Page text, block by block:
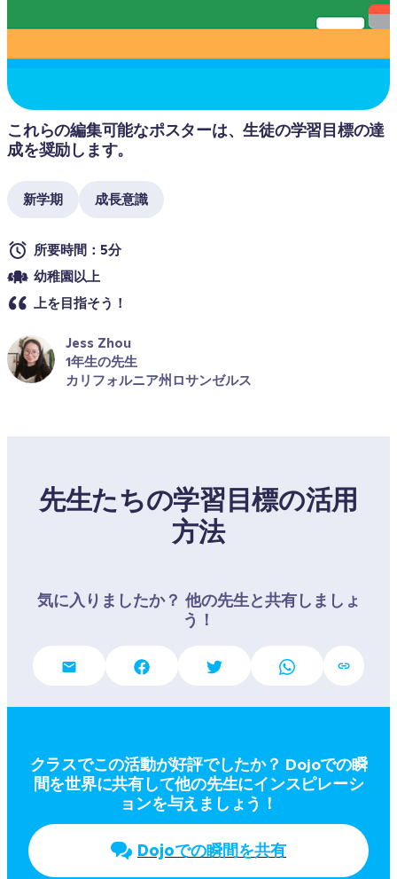
これらの編集可能なポスターは、生徒の学習目標の達
成を奨励します。
新学期 成長意識
所要時間：5分
幼稚園以上
上を目指そう！
Jess Zhou
1年生の先生
カリフォルニア州ロサンゼルス
先生たちの学習目標の活用
方法
気に入りましたか？ 他の先生と共有しましょ
う！
クラスでこの活動が好評でしたか？ Dojoでの瞬
間を世界に共有して他の先生にインスピレーシ
ョンを与えましょう！
Dojoでの瞬間を共有